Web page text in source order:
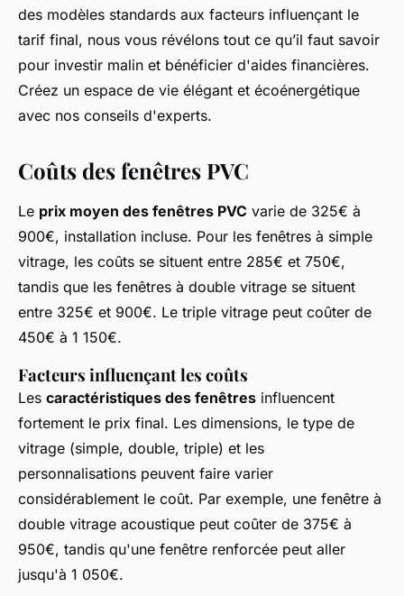
des modèles standards aux facteurs influençant le
tarif final, nous vous révélons tout ce qu’il faut savoir
pour investir malin et bénéficier d'aides financières.
Créez un espace de vie élégant et écoénergétique
avec nos conseils d'experts.
Coûts des fenêtres PVC
Le prix moyen des fenêtres PVC varie de 325€ à
900€, installation incluse. Pour les fenêtres à simple
vitrage, les coûts se situent entre 285€ et 750€,
tandis que les fenêtres à double vitrage se situent
entre 325€ et 900€. Le triple vitrage peut coûter de
450€ à 1 150€.
Facteurs influençant les coûts
Les caractéristiques des fenêtres influencent
fortement le prix final. Les dimensions, le type de
vitrage (simple, double, triple) et les
personnalisations peuvent faire varier
considérablement le coût. Par exemple, une fenêtre à
double vitrage acoustique peut coûter de 375€ à
950€, tandis qu'une fenêtre renforcée peut aller
jusqu'à 1 050€.